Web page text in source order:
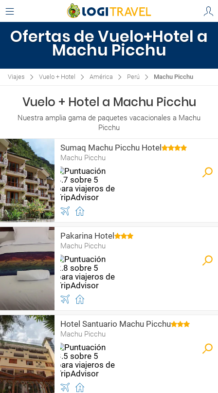
Ofertas de Vuelo+Hotel a
Machu Picchu
Viajes Vuelo + Hotel América Perú Machu Picchu
Vuelo + Hotel a Machu Picchu
Nuestra amplia gama de paquetes vacacionales a Machu
Picchu
Sumaq Machu Picchu Hotel
Machu Picchu
Pakarina Hotel
Machu Picchu
Hotel Santuario Machu Picchu
Machu Picchu